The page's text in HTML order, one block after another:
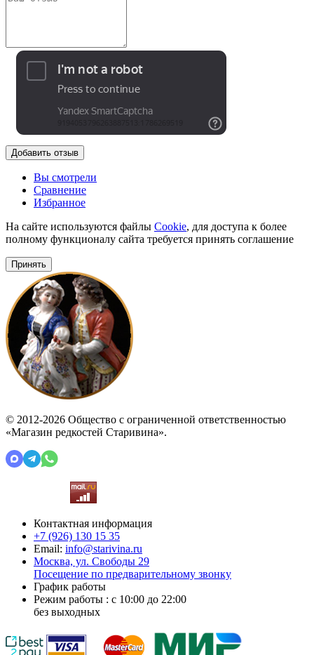
Добавить отзыв
Вы смотрели
Сравнение
Избранное
На сайте используются файлы Cookie, для доступа к более
полному функционалу сайта требуется принять соглашение
Принять
© 2012-2026 Общество с ограниченной ответственностью
«Магазин редкостей Старивина».
Контактная информация
+7 (926) 130 15 35
Email: info@starivina.ru
Москва, ул. Свободы 29
Посещение по предварительному звонку
График работы
Режим работы : с 10:00 до 22:00
без выходных